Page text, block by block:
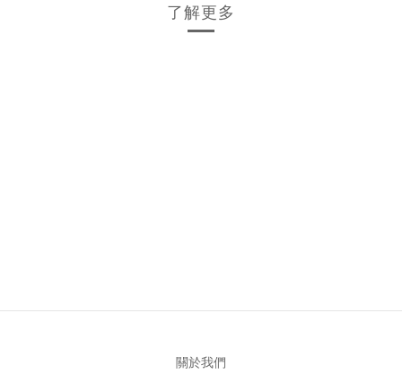
了解更多
關於我們